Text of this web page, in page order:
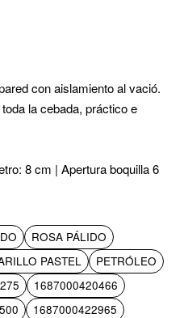
con aislamiento al vació.
la cebada, práctico e
8 cm | Apertura boquilla 6
ROSA PÁLIDO
PASTEL
PETRÓLEO
1687000420466
1687000422965